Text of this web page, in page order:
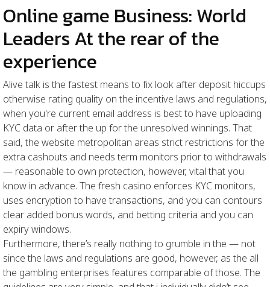
Online game Business: World
Leaders At the rear of the
experience
Alive talk is the fastest means to fix look after deposit hiccups
otherwise rating quality on the incentive laws and regulations,
when you're current email address is best to have uploading
KYC data or after the up for the unresolved winnings. That
said, the website metropolitan areas strict restrictions for the
extra cashouts and needs term monitors prior to withdrawals
— reasonable to own protection, however, vital that you
know in advance. The fresh casino enforces KYC monitors,
uses encryption to have transactions, and you can contours
clear added bonus words, and betting criteria and you can
expiry windows.
Furthermore, there’s really nothing to grumble in the — not
since the laws and regulations are good, however, as the all
the gambling enterprises features comparable of those. The